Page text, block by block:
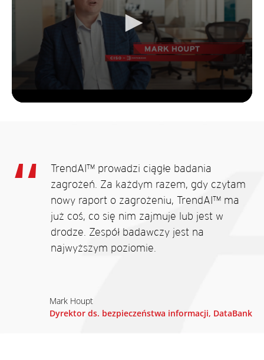
TrendAI™ prowadzi ciągłe badania
zagrożeń. Za każdym razem, gdy czytam
nowy raport o zagrożeniu, TrendAI™ ma
już coś, co się nim zajmuje lub jest w
drodze. Zespół badawczy jest na
najwyższym poziomie.
Mark Houpt
Dyrektor ds. bezpieczeństwa informacji, DataBank